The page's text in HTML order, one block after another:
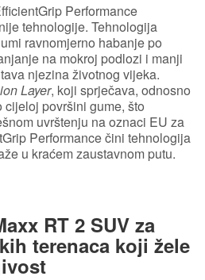
Performance
tehnologije. Tehnologija
ravnomjerno habanje po
na mokroj podlozi i manji
njezina životnog vijeka.
Layer, koji sprječava, odnosno
površini gume, što
uvrštenju na oznaci EU za
Performance čini tehnologija
u kraćem zaustavnom putu.
RT 2 SUV za
terenaca koji žele